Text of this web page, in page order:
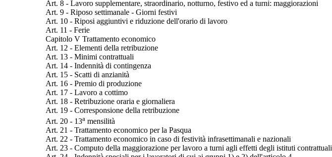
Art. 8 - Lavoro supplementare, straordinario, notturno, festivo ed a turni: maggiorazioni
Art. 9 - Riposo settimanale - Giorni festivi
Art. 10 - Riposi aggiuntivi e riduzione dell'orario di lavoro
Art. 11 - Ferie
Capitolo V Trattamento economico
Art. 12 - Elementi della retribuzione
Art. 13 - Minimi contrattuali
Art. 14 - Indennità di contingenza
Art. 15 - Scatti di anzianità
Art. 16 - Premio di produzione
Art. 17 - Lavoro a cottimo
Art. 18 - Retribuzione oraria e giornaliera
Art. 19 - Corresponsione della retribuzione
Art. 20 - 13a mensilità
Art. 21 - Trattamento economico per la Pasqua
Art. 22 - Trattamento economico in caso di festività infrasettimanali e nazionali
Art. 23 - Computo della maggiorazione per lavoro a turni agli effetti degli istituti contrattuali